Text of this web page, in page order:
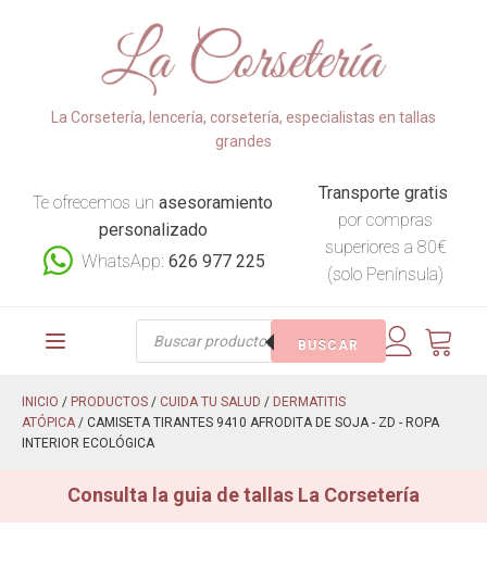
La Corsetería, lencería, corsetería, especialistas en tallas
grandes
Te ofrecemos unasesoramiento
personalizado
WhatsApp:626 977 225
Transporte gratis
por compras
superiores a 80€
(solo Península)
Búsqueda
BUSCAR
INICIO / PRODUCTOS / CUIDA TU SALUD / DERMATITIS
ATÓPICA / CAMISETA TIRANTES 9410 AFRODITA DE SOJA - ZD - ROPA
INTERIOR ECOLÓGICA
Consulta la guia de tallas La Corsetería